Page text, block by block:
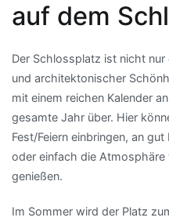
auf dem
Der Schlossplatz ist nicht
und architektonischer
mit einem reichen Kalender
gesamte Jahr über. Hier
Fest/Feiern einbringen, an
oder einfach die Atmosphäre
genießen.
Im Sommer wird der Platz